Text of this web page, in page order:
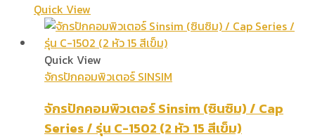
Quick View
Quick View
จักรปักคอมพิวเตอร์ SINSIM
จักรปักคอมพิวเตอร์ Sinsim (ซินซิม) / Cap
Series / รุ่น C-1502 (2 หัว 15 สีเข็ม)